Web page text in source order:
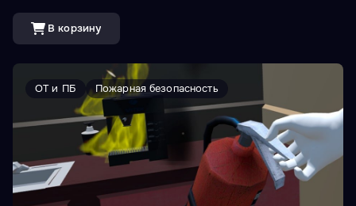
возгорания, в том числе возгорание оборудования,
находящегося под напряжением до 1000В или
ветоши в мусорном контейнере при помощи
различного типа огнетушителей и/или пожарного
крана. При тушении необходимо контролировать
исправность устройств пожаротушения и
использовать подходящие СИЗ.
В корзину
ОТ и ПБ Пожарная безопасность